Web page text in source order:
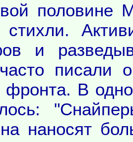
половине
стихли.
и
писали
В
наносят